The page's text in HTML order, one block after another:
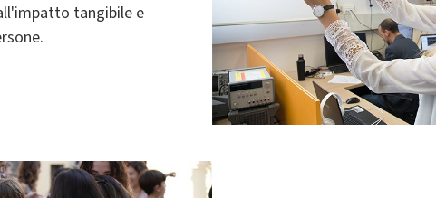
tangibile e